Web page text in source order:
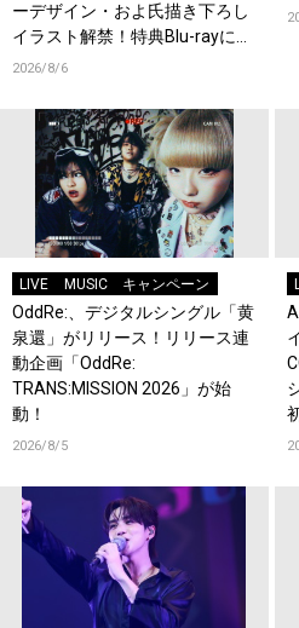
ーデザイン・およ氏描き下ろし
イラスト解禁！特典Blu-rayには
『HAMAツアーズ全体会議』が
2026/8/6
LIVE MUSIC キャンペーン
OddRe:、デジタルシングル「黄
泉還」がリリース！リリース連
動企画「OddRe:
TRANS:MISSION 2026」が始
動！
2026/8/5